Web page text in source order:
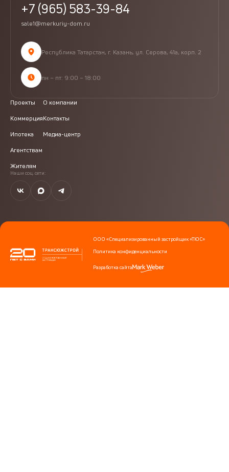
+7 (965) 583-39-84
sale1@merkuriy-dom.ru
Республика Татарстан, г. Казань, ул. Серова, 41а, корп. 2
пн – пт: 9:00 – 18:00
Проекты
Коммерция
Ипотека
Агентствам
Жителям
О компании
Контакты
Медиа-центр
Наши соц. сети:
ООО «Специализированный застройщик «ТЮС»
Политика конфиденциальности
Разработка сайта